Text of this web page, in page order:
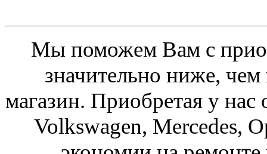
Мы поможем Вам с
значительно ниже,
магазин. Приобретая у нас
Volkswagen, Mercedes,